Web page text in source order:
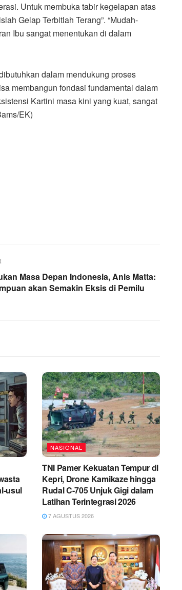
Untuk membuka tabir kegelapan atas
Gelap Terbitlah Terang”. “Mudah-
Ibu sangat menentukan di dalam
dalam mendukung proses
membangun fondasi fundamental dalam
Kartini masa kini yang kuat, sangat
EK)
Masa Depan Indonesia, Anis Matta:
akan Semakin Eksis di Pemilu
usul
NASIONAL
TNI Pamer Kekuatan Tempur di
Kepri, Drone Kamikaze hingga
Rudal C-705 Unjuk Gigi dalam
Latihan Terintegrasi 2026
7 AGUSTUS 2026